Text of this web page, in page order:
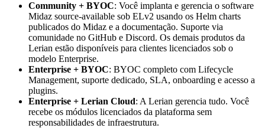
Community + BYOC: Você implanta e gerencia o software
Midaz source-available sob ELv2 usando os Helm charts
publicados do Midaz e a documentação. Suporte via
comunidade no GitHub e Discord. Os demais produtos da
Lerian estão disponíveis para clientes licenciados sob o
modelo Enterprise.
Enterprise + BYOC: BYOC completo com Lifecycle
Management, suporte dedicado, SLA, onboarding e acesso a
plugins.
Enterprise + Lerian Cloud: A Lerian gerencia tudo. Você
recebe os módulos licenciados da plataforma sem
responsabilidades de infraestrutura.